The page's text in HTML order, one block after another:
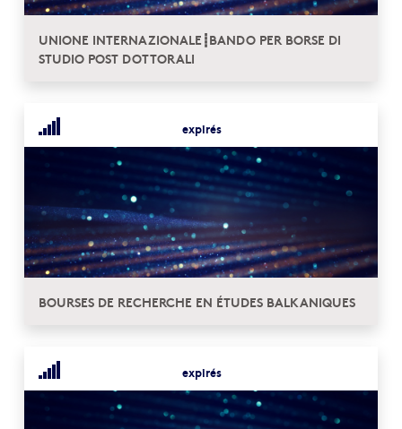
UNIONE INTERNAZIONALE┋BANDO PER BORSE DI
STUDIO POST DOTTORALI
expirés
BOURSES DE RECHERCHE EN ÉTUDES BALKANIQUES
expirés